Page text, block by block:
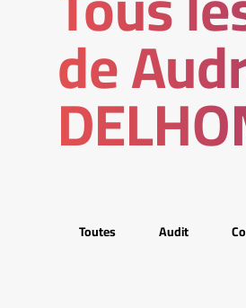
de
Toutes Audit